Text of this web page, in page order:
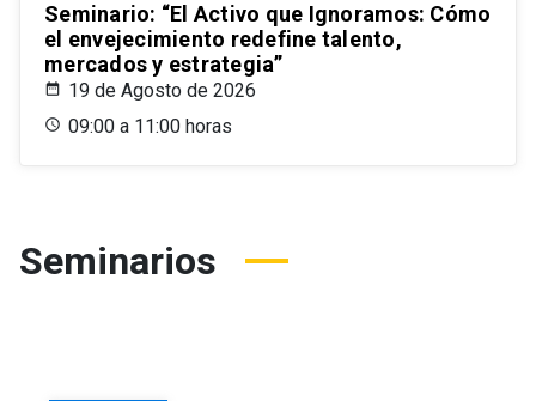
Seminario: “El Activo que Ignoramos: Cómo
el envejecimiento redefine talento,
mercados y estrategia”
19 de Agosto de 2026
09:00 a 11:00 horas
Seminarios